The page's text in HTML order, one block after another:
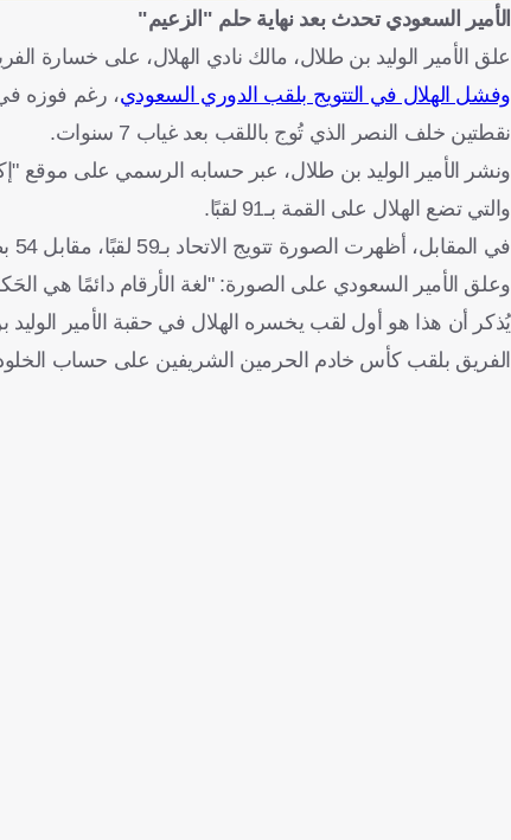
الأمير السعودي تحدث بعد نهاية حلم "الزعيم"
علق الأمير الوليد بن طلال، مالك نادي الهلال، على خسارة
وفشل الهلال في التتويج بلقب الدوري السعودي
نقطتين خلف النصر الذي تُوج باللقب بعد غياب 7 سنوات.
والتي تضع الهلال على القمة بـ91 لقبًا.
في المقابل، أظهرت الصورة تتويج الاتحاد بـ59 لقبًا، مقابل 54 بطولة حصل عليها الأهلي، و49 للنصر، و48 لفريق الشباب.
وعلق الأمير السعودي على الصورة: "لغة الأرقام دائمًا هي الحَكم، للوصـول لنادي الهلال،
الفريق بلقب كأس خادم الحرمين الشريفين على حساب